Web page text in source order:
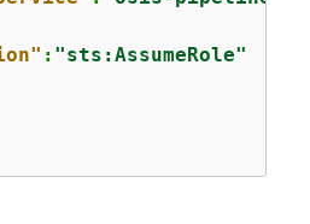
: "sts:AssumeRole"